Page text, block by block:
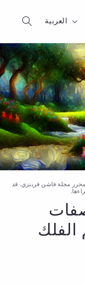
ل
غ
ة
العربية
محرر مجلة فاشن فرينزي. قد